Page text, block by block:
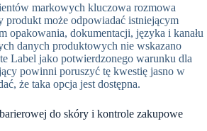
markowych kluczowa rozmowa
produkt może odpowiadać istniejącym
opakowania, dokumentacji, języka i kanału
danych produktowych nie wskazano
Label jako potwierdzonego warunku dla
powinni poruszyć tę kwestię jasno w
że taka opcja jest dostępna.
do skóry i kontrole zakupowe